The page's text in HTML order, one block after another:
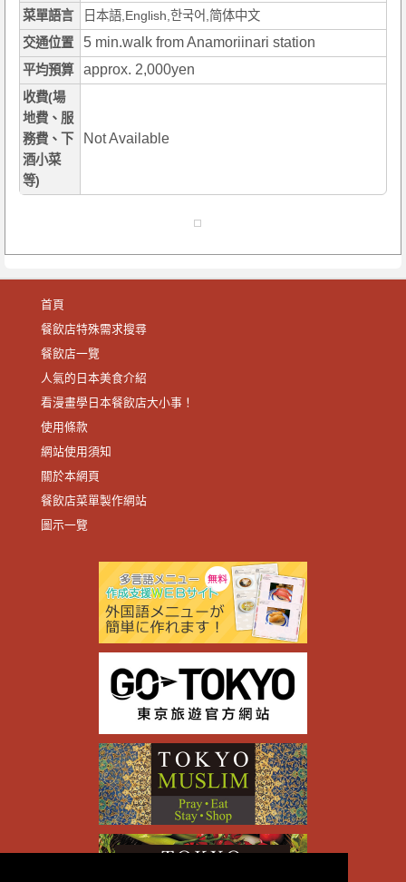
菜單語言
日本語,English,한국어,简体中文
交通位置
5 min.walk from Anamoriinari station
平均預算 approx. 2,000yen
收費(場
地費、服
務費、下
酒小菜
等)
Not Available
首頁
餐飲店特殊需求搜尋
餐飲店一覽
人氣的日本美食介紹
看漫畫學日本餐飲店大小事！
使用條款
網站使用須知
關於本網頁
餐飲店菜單製作網站
圖示一覽